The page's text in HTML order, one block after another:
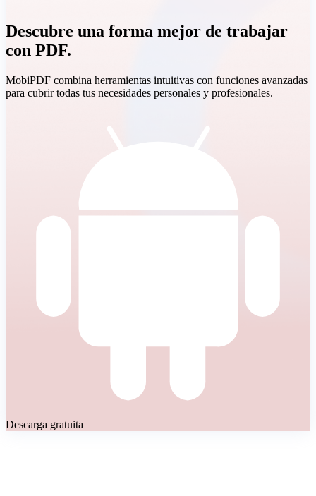
Descubre una forma mejor de trabajar
con PDF.
MobiPDF combina herramientas intuitivas con funciones avanzadas
para cubrir todas tus necesidades personales y profesionales.
Descarga gratuita